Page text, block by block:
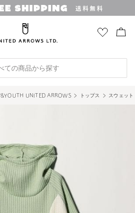
ての商品から探す
UNITED ARROWS トップス スウェッ